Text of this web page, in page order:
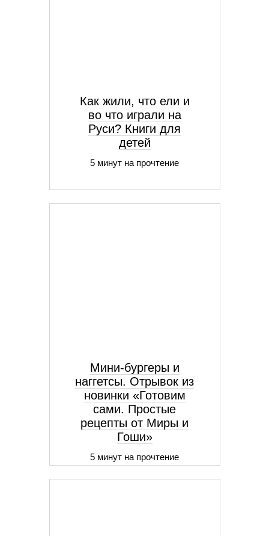
Как жили, что ели и
во что играли на
Руси? Книги для
детей
5 минут на прочтение
Мини-бургеры и
наггетсы. Отрывок из
новинки «Готовим
сами. Простые
рецепты от Миры и
Гоши»
5 минут на прочтение